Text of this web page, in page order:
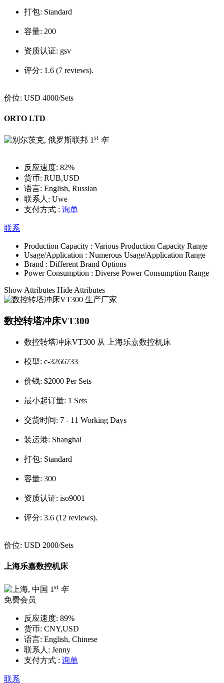
打包: Standard
容量: 200
资质认证: gsv
评分: 1.6 (7 reviews).
价位: USD 4000/Sets
ORTO LTD
1st 年
反应速度: 82%
货币: RUB,USD
语言: English, Russian
联系人: Uwe
支付方式 : 询单
联系
Production Capacity : Various Production Capacity Range
Usage/Application : Numerous Usage/Application Range
Brand : Different Brand Options
Power Consumption : Diverse Power Consumption Range
Show Attributes Hide Attributes
数控转塔冲床VT300
数控转塔冲床VT300 从 上海乐嘉数控机床
模型: c-3266733
价钱: $2000 Per Sets
最小起订量: 1 Sets
交货时间: 7 - 11 Working Days
装运港: Shanghai
打包: Standard
容量: 300
资质认证: iso9001
评分: 3.6 (12 reviews).
价位: USD 2000/Sets
上海乐嘉数控机床
1 st 年
免费会员
反应速度: 89%
货币: CNY,USD
语言: English, Chinese
联系人: Jenny
支付方式 : 询单
联系